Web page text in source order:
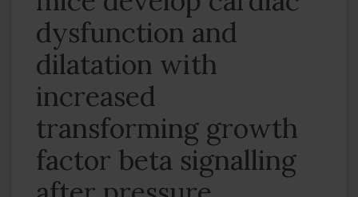
dysfunction and
dilatation with
increased
transforming growth
factor beta signalling